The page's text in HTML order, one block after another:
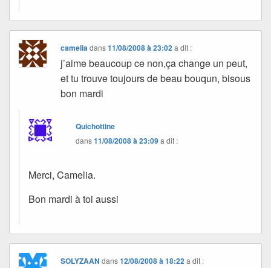
cameliadans11/08/2008 à 23:02 a dit :
j’aime beaucoup ce non,ça change un peut,
et tu trouve toujours de beau bouqun, bisous
bon mardi
Quichottine
dans11/08/2008 à 23:09a dit :
Merci, Camelia.
Bon mardi à toi aussi
SOLYZAAN dans12/08/2008 à 18:22 a dit :